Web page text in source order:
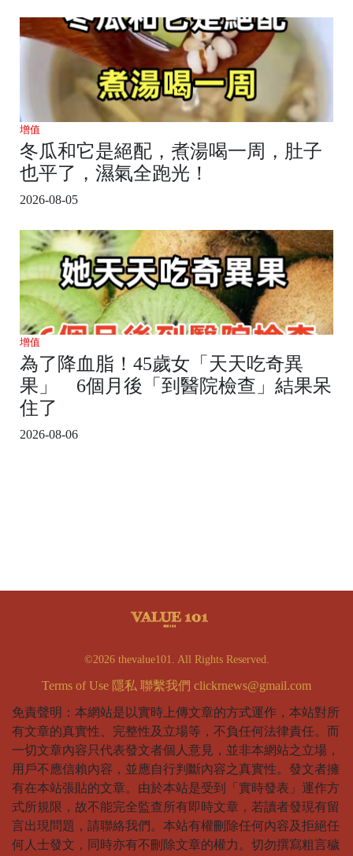
增值
冬瓜和它是絕配，煮湯喝一周，肚子
也平了，濕氣全跑光！
2026-08-05
增值
為了降血脂！45歲女「天天吃奇異
果」 6個月後「到醫院檢查」結果呆
住了
2026-08-06
©2026 thevalue101. All Rights Reserved.
Terms of Use 隱私 聯繫我們 clickrnews@gmail.com
免責聲明：本網站是以實時上傳文章的方式運作，本站對所
有文章的真實性、完整性及立場等，不負任何法律責任。而
一切文章內容只代表發文者個人意見，並非本網站之立場，
用戶不應信賴內容，並應自行判斷內容之真實性。發文者擁
有在本站張貼的文章。由於本站是受到「實時發表」運作方
式所規限，故不能完全監查所有即時文章，若讀者發現有留
言出現問題，請聯絡我們。本站有權刪除任何內容及拒絕任
何人士發文，同時亦有不刪除文章的權力。切勿撰寫粗言穢